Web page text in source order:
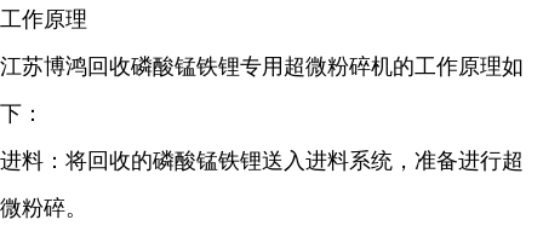
工作原理
江苏博鸿回收磷酸锰铁锂专用超微粉碎机的工作原理如
下：
进料：将回收的磷酸锰铁锂送入进料系统，准备进行超
微粉碎。